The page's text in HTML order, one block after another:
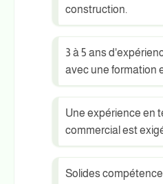
construction.
3 à 5 ans
avec une formation
Une expérience en
commercial est
Solides